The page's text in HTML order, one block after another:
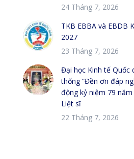
24 Tháng 7, 2026
TKB EBBA và EBDB
2027
23 Tháng 7, 2026
Đại học Kinh tế Quốc
thống “Đền ơn đáp
động kỷ niệm 79
Liệt sĩ
22 Tháng 7, 2026